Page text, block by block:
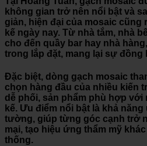
không gian trở nên nổi bật và
giản, hiện đại của mosaic
kế ngày nay. Từ nhà tắm, nhà
cho đến quầy bar hay nhà
trong lắp đặt, mang lại sự đồng
Đặc biệt, dòng gạch mosaic
chọn hàng đầu của nhiều kiến
dễ phối, sản phẩm phù hợp
kế. Ưu điểm nổi bật là khả
tường, giúp từng góc cạnh trở
mại, tạo hiệu ứng thẩm mỹ
thống.